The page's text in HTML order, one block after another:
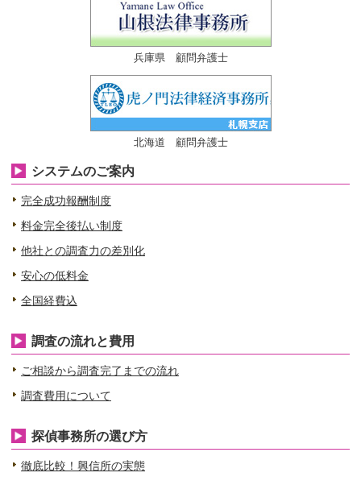
兵庫県 顧問弁護士
北海道 顧問弁護士
システムのご案内
完全成功報酬制度
料金完全後払い制度
他社との調査力の差別化
安心の低料金
全国経費込
調査の流れと費用
ご相談から調査完了までの流れ
調査費用について
探偵事務所の選び方
徹底比較！興信所の実態